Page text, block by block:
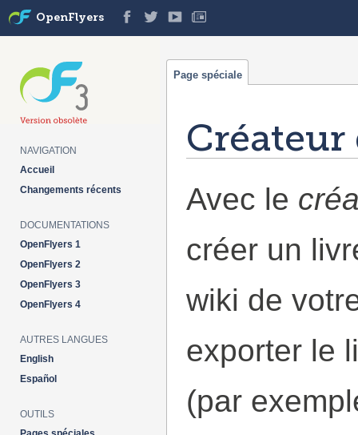
Avec le
créer un
wiki de
exporter le
(par
Page spéciale
OpenFlyers
NAVIGATION
Accueil
Changements récents
DOCUMENTATIONS
OpenFlyers 1
OpenFlyers 2
OpenFlyers 3
OpenFlyers 4
AUTRES LANGUES
English
Español
OUTILS